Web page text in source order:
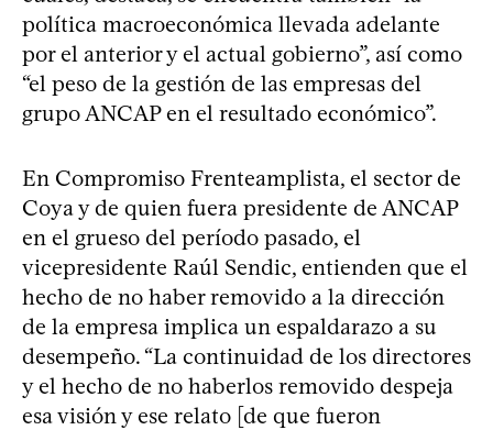
política macroeconómica llevada adelante
por el anterior y el actual gobierno”, así como
“el peso de la gestión de las empresas del
grupo ANCAP en el resultado económico”.
En Compromiso Frenteamplista, el sector de
Coya y de quien fuera presidente de ANCAP
en el grueso del período pasado, el
vicepresidente Raúl Sendic, entienden que el
hecho de no haber removido a la dirección
de la empresa implica un espaldarazo a su
desempeño. “La continuidad de los directores
y el hecho de no haberlos removido despeja
esa visión y ese relato [de que fueron